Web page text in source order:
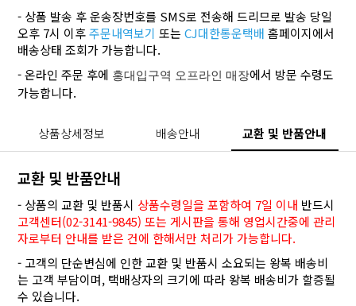
- 상품 발송 후 운송장번호를 SMS로 전송해 드리므로 발송 당일
오후 7시 이후주문내역보기 또는CJ대한통운택배 홈페이지에서
배송상태 조회가 가능합니다.
- 온라인 주문 후에 홍대입구역 오프라인 매장에서 방문 수령도
가능합니다.
상품상세정보 배송안내 교환 및 반품안내
교환 및 반품안내
- 상품의 교환 및 반품시 상품수령일을 포함하여 7일 이내 반드시
고객센터(02-3141-9845) 또는 게시판을 통해 영업시간중에 관리
자로부터 안내를 받은 건에 한해서만 처리가 가능합니다.
- 고객의 단순변심에 인한 교환 및 반품시 소요되는 왕복 배송비
는 고객 부담이며, 택배상자의 크기에 따라 왕복 배송비가 할증될
수 있습니다.